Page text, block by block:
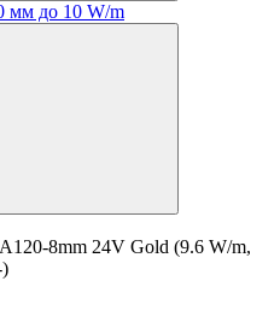
мм до 10 W/m
8mm 24V Gold (9.6 W/m,